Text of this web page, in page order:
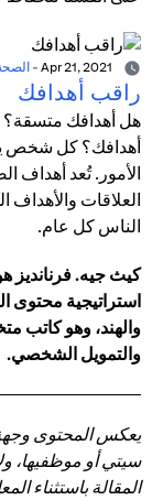
-
راقب أهدافك
هل أهدافك متسقة؟
أهدافك؟ كل شخص
الأمور. تُعد أهداف
العلاقات والأهداف
الناس كل عام.
كيث جيه.
استراتيجية محتوى
والهند، وهو كاتب
والتمويل الشخصي.
يعكس المحتوى
سيتي أو موظفيها،
المقالة باستثناء